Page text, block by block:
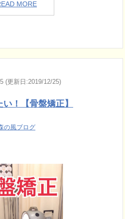
MORE
(更新日:2019/12/25)
！【骨盤矯正】
の風ブログ